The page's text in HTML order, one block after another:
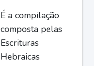
É a compilação
composta pelas
Escrituras
Hebraicas